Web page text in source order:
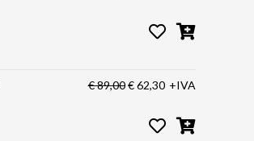
€ 89,00€ 62,30 +IVA